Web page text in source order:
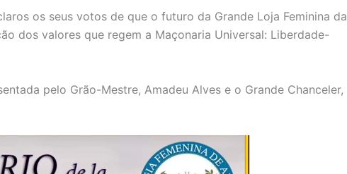
os seus votos de que o futuro da Grande Loja Feminina da
dos valores que regem a Maçonaria Universal: Liberdade-
pelo Grão-Mestre, Amadeu Alves e o Grande Chanceler,